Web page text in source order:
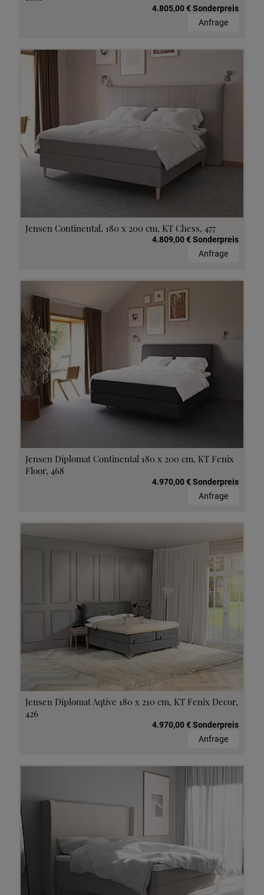
4.805,00 € Sonderpreis
Anfrage
Jensen Continental, 180 x 200 cm, KT Chess, 477
4.809,00 € Sonderpreis
Anfrage
Jensen Diplomat Continental 180 x 200 cm, KT Fenix
Floor, 468
4.970,00 € Sonderpreis
Anfrage
Jensen Diplomat Aqtive 180 x 210 cm, KT Fenix Decor,
426
4.970,00 € Sonderpreis
Anfrage